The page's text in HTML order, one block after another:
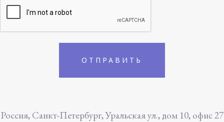
Россия, Санкт-Петербург, Уральская ул., дом 10, офис 27